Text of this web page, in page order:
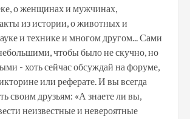
о женщинах и мужчинах,
из истории, о животных и
и технике и многом другом... Сами
чтобы было не скучно, но
- хоть сейчас обсуждай на форуме,
или реферате. И вы всегда
своим друзьям: «А знаете ли вы,
неизвестные и невероятные